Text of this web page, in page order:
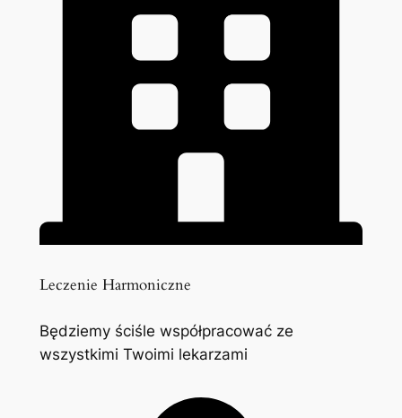
Leczenie Harmoniczne
Będziemy ściśle współpracować ze
wszystkimi Twoimi lekarzami